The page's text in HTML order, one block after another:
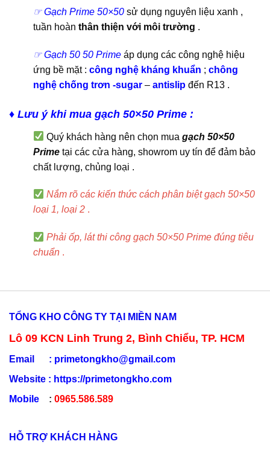
☞ Gạch Prime 50×50 sử dụng nguyên liệu xanh ,
tuần hoàn thân thiện với môi trường .
☞ Gạch 50 50 Prime áp dụng các công nghệ hiệu
ứng bề mặt : công nghệ kháng khuẩn ; chông
nghệ chống trơn -sugar – antislip đến R13 .
♦ Lưu ý khi mua gạch 50×50 Prime :
Quý khách hàng nên chọn muagạch 50×50
Prime tại các cửa hàng, showrom uy tín để đảm bảo
chất lượng, chủng loại .
Nắm rõ các kiến thức cách phân biệt gạch 50×50
loại 1, loại 2 .
Phải ốp, lát thi công gạch 50×50 Prime đúng tiêu
chuẩn .
TỔNG KHO CÔNG TY TẠI MIỀN NAM
Lô 09 KCN Linh Trung 2, Bình Chiểu, TP. HCM
Email : primetongkho@gmail.com
Website : https://primetongkho.com
Mobile : 0965.586.589
HỖ TRỢ KHÁCH HÀNG